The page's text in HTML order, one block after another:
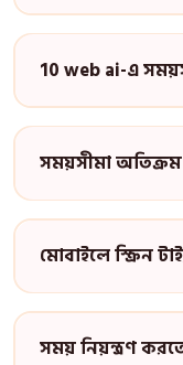
10 web ai-এ
সময়সীমা
মোবাইলে স্ক্রিন
সময় নিয়ন্ত্রণ